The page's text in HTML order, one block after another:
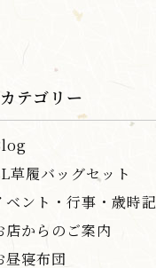
カテゴリー
草履バッグセット
ベント・行事・歳時記
店からのご案内
昼寝布団